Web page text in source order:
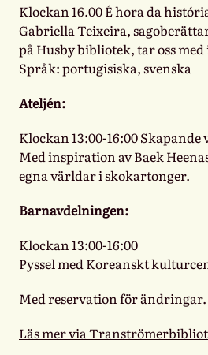
Klockan 16.00 É hora da
Gabriella Teixeira,
på Husby bibliotek, tar oss
Språk: portugisiska, svenska
Ateljén:
Klockan 13:00-16:00 Skapande
Med inspiration av Baek
egna världar i skokartonger.
Barnavdelningen:
Klockan 13:00-16:00
Pyssel med Koreanskt
Med reservation för ändringar.
Läs mer via